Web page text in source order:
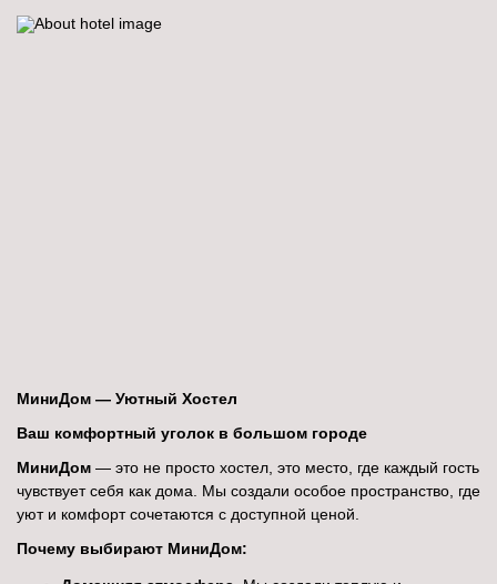
МиниДом — Уютный Хостел
Ваш комфортный уголок в большом городе
МиниДом — это не просто хостел, это место, где каждый гость
чувствует себя как дома. Мы создали особое пространство, где
уют и комфорт сочетаются с доступной ценой.
Почему выбирают МиниДом: